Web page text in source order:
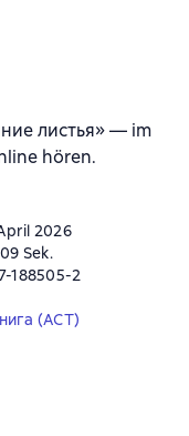
листья» — im
hören.
2026
Sek.
188505-2
(АСТ)